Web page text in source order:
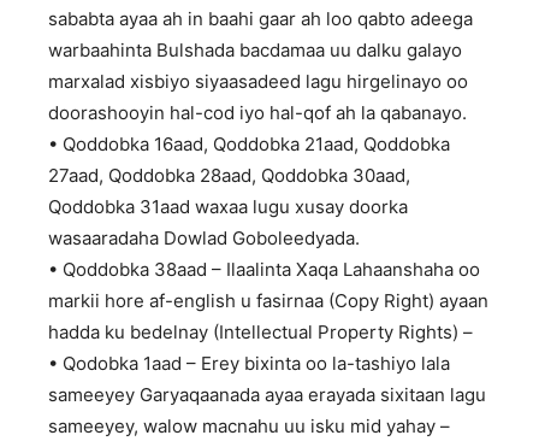
sababta ayaa ah in baahi gaar ah loo qabto adeega
warbaahinta Bulshada bacdamaa uu dalku galayo
marxalad xisbiyo siyaasadeed lagu hirgelinayo oo
doorashooyin hal-cod iyo hal-qof ah la qabanayo.
• Qoddobka 16aad, Qoddobka 21aad, Qoddobka
27aad, Qoddobka 28aad, Qoddobka 30aad,
Qoddobka 31aad waxaa lugu xusay doorka
wasaaradaha Dowlad Goboleedyada.
• Qoddobka 38aad – Ilaalinta Xaqa Lahaanshaha oo
markii hore af-english u fasirnaa (Copy Right) ayaan
hadda ku bedelnay (Intellectual Property Rights) –
• Qodobka 1aad – Erey bixinta oo la-tashiyo lala
sameeyey Garyaqaanada ayaa erayada sixitaan lagu
sameeyey, walow macnahu uu isku mid yahay –